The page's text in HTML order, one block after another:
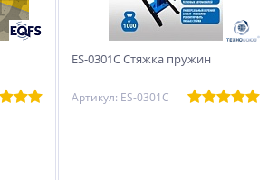
ES-0301С Стяжка пружин
Артикул: ES-0301С